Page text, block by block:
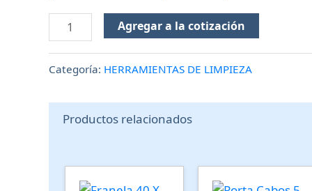
Agregar a la cotización
Categoría: HERRAMIENTAS DE LIMPIEZA
Productos relacionados